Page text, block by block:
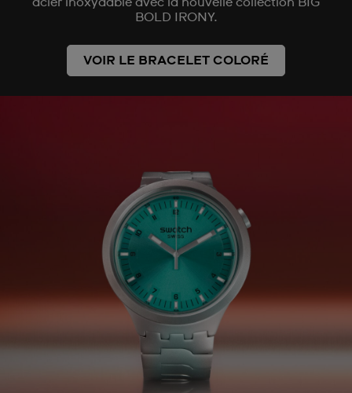
BOLD IRONY.
VOIR LE BRACELET COLORÉ